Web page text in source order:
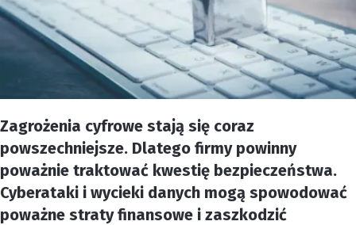
Zagrożenia cyfrowe stają się coraz
powszechniejsze. Dlatego firmy powinny
poważnie traktować kwestię bezpieczeństwa.
Cyberataki i wycieki danych mogą spowodować
poważne straty finansowe i zaszkodzić